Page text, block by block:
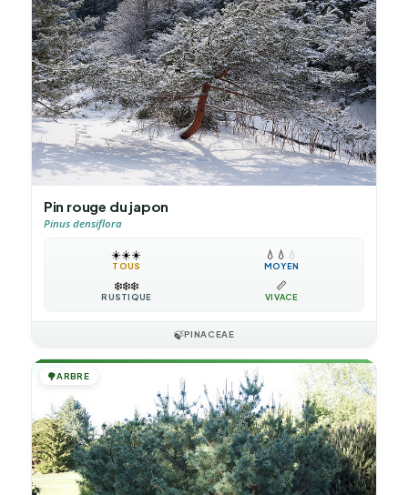
Pin rouge du japon
Pinus densiflora
☀️☀️☀️
TOUS
💧 💧 💧
MOYEN
❄️❄️❄️
RUSTIQUE
📏
VIVACE
🍃PINACEAE
🌳ARBRE